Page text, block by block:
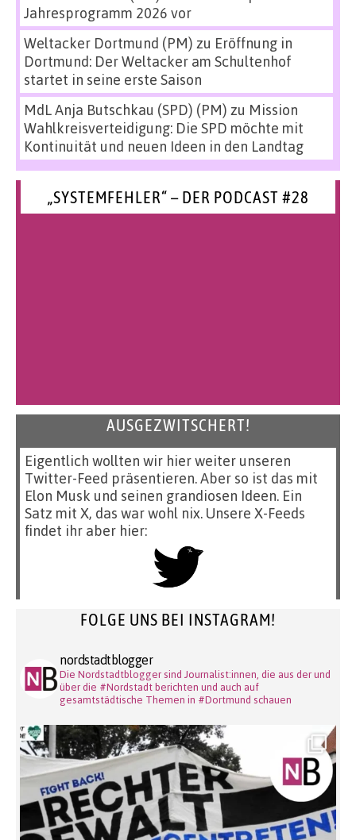
Jahresprogramm 2026 vor
Weltacker Dortmund (PM) zu Eröffnung in
Dortmund: Der Weltacker am Schultenhof
startet in seine erste Saison
MdL Anja Butschkau (SPD) (PM) zu Mission
Wahlkreisverteidigung: Die SPD möchte mit
Kontinuität und neuen Ideen in den Landtag
„SYSTEMFEHLER“ – DER PODCAST #28
AUSGEZWITSCHERT!
Eigentlich wollten wir hier weiter unseren
Twitter-Feed präsentieren. Aber so ist das mit
Elon Musk und seinen grandiosen Ideen. Ein
Satz mit X, das war wohl nix. Unsere X-Feeds
findet ihr aber hier:
FOLGE UNS BEI INSTAGRAM!
nordstadtblogger
Die Nordstadtblogger sind Journalist:innen, die aus der und
über die #Nordstadt berichten und auch auf
gesamtstädtische Themen in #Dortmund schauen